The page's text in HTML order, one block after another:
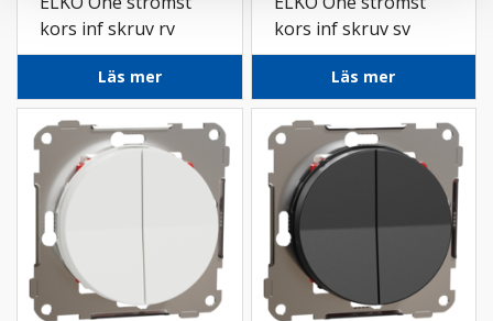
kors inf skruv rv
Läs mer
kors inf skruv sv
Läs mer